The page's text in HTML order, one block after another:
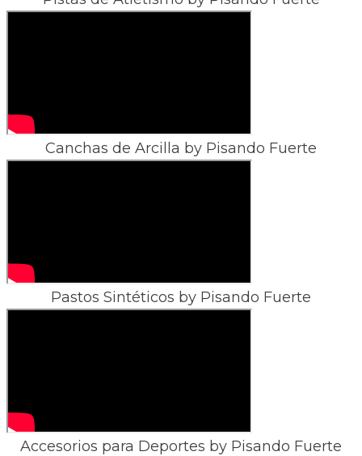
Canchas de Arcilla by Pisando Fuerte
Pastos Sintéticos by Pisando Fuerte
Accesorios para Deportes by Pisando Fuerte